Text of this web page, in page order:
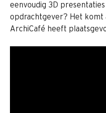
eenvoudig 3D
opdrachtgever? Het komt
ArchiCafé heeft